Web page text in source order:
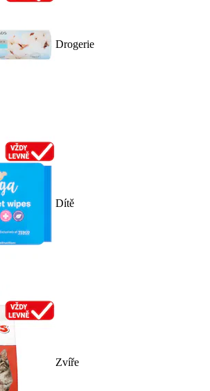
Drogerie
Dítě
Zvíře